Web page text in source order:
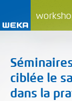
ciblée le
dans la